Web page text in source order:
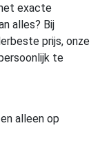
exacte
alles? Bij
prijs, onze
te
alleen op